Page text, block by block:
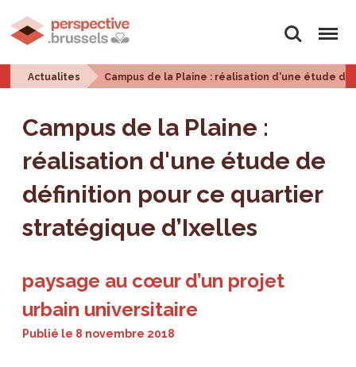
Rechercher
Menu
Actualites Campus de la Plaine : réalisation d'une étude
Campus de la Plaine :
réalisation d'une étude de
définition pour ce quartier
stratégique d’Ixelles
paysage au cœur d’un projet
urbain universitaire
Publié le 8 novembre 2018